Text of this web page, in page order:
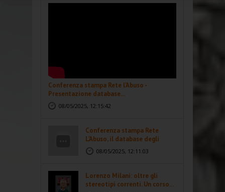
Conferenza stampa Rete l'Abuso -
Presentazione database...
08/05/2025, 12:15:42
Conferenza stampa Rete
L'Abuso, il database degli
abusi...08/05/2025, 12:11:03
Lorenzo Milani: oltre gli
stereotipi correnti. Un corso...